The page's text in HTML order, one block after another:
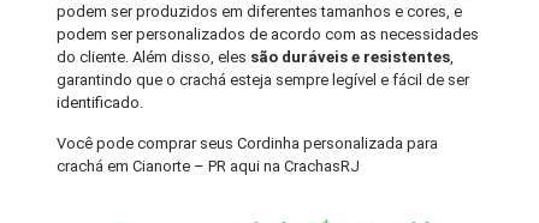
podem ser produzidos em diferentes tamanhos e cores, e
podem ser personalizados de acordo com as necessidades
do cliente. Além disso, eles são duráveis e resistentes,
garantindo que o crachá esteja sempre legível e fácil de ser
identificado.
Você pode comprar seus Cordinha personalizada para
crachá em Cianorte – PR aqui na CrachasRJ